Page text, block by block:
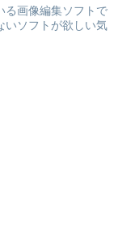
る画像編集ソフトで
いソフトが欲しい気